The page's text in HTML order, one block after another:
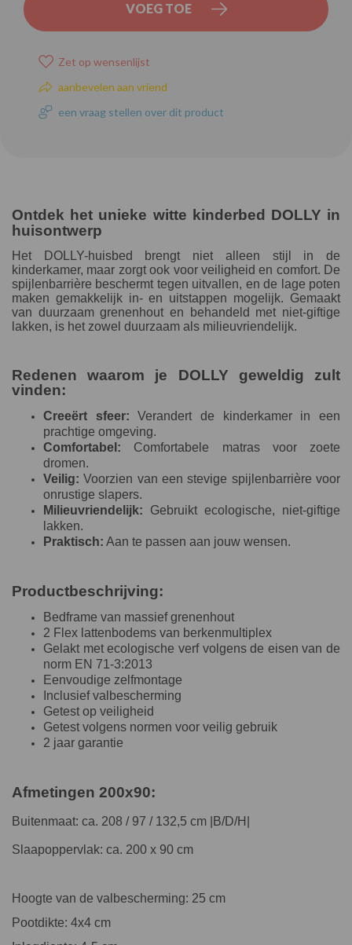
VOEG TOE
Zet op wensenlijst
aanbevelen aan vriend
een vraag stellen over dit product
Ontdek het unieke witte kinderbed DOLLY in
huisontwerp
Het DOLLY-huisbed brengt niet alleen stijl in de
kinderkamer, maar zorgt ook voor veiligheid en comfort. De
spijlenbarrière beschermt tegen uitvallen, en de lage poten
maken gemakkelijk in- en uitstappen mogelijk. Gemaakt
van duurzaam grenenhout en behandeld met niet-giftige
lakken, is het zowel duurzaam als milieuvriendelijk.
Redenen waarom je DOLLY geweldig zult
vinden:
Creeërt sfeer: Verandert de kinderkamer in een
prachtige omgeving.
Comfortabel: Comfortabele matras voor zoete
dromen.
Veilig: Voorzien van een stevige spijlenbarrière voor
onrustige slapers.
Milieuvriendelijk: Gebruikt ecologische, niet-giftige
lakken.
Praktisch: Aan te passen aan jouw wensen.
Productbeschrijving:
Bedframe van massief grenenhout
2 Flex lattenbodems van berkenmultiplex
Gelakt met ecologische verf volgens de eisen van de
norm EN 71-3:2013
Eenvoudige zelfmontage
Inclusief valbescherming
Getest op veiligheid
Getest volgens normen voor veilig gebruik
2 jaar garantie
Afmetingen 200x90:
Buitenmaat: ca. 208 / 97 / 132,5 cm |B/D/H|
Slaapoppervlak: ca. 200 x 90 cm
Hoogte van de valbescherming: 25 cm
Pootdikte: 4x4 cm